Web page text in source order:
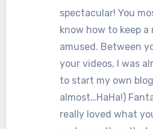
spectacular! You
know how to keep a
amused. Between
your videos, I was
to start my own
almost…HaHa!)
really loved what